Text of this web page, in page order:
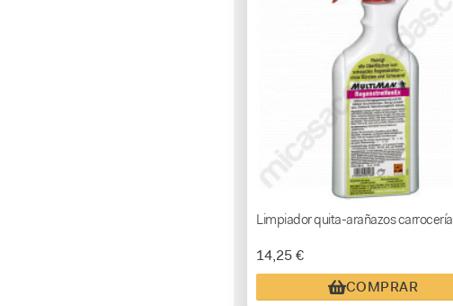
Limpiador quita-arañazos carrocería
14,25 €
COMPRAR